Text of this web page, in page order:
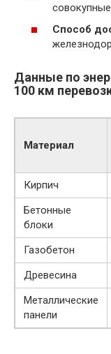
Способ
Данные по
100 км
Материал
Кирпич
Бетонные
блоки
Газобетон
Древесина
Металлические
панели